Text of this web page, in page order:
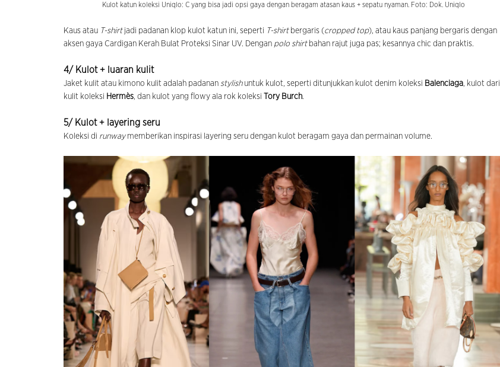
Kulot katun koleksi Uniqlo: C yang bisa jadi opsi gaya dengan beragam atasan kaus + sepatu nyaman. Foto: Dok. Uniqlo
Kaus atau T-shirtjadi padanan klop kulot katun ini, seperti T-shirtbergaris (cropped top), atau kaus panjang bergaris dengan
aksen gaya Cardigan Kerah Bulat Proteksi Sinar UV. Dengan polo shirtbahan rajut juga pas; kesannya chic dan praktis.
4/ Kulot + luaran kulit
Jaket kulit atau kimono kulit adalah padanan stylish untuk kulot, seperti ditunjukkan kulot denim koleksi Balenciaga, kulot dari
kulit koleksi Hermès, dan kulot yang flowy ala rok koleksi Tory Burch.
5/ Kulot + layering seru
Koleksi di runway memberikan inspirasi layering seru dengan kulot beragam gaya dan permainan volume.